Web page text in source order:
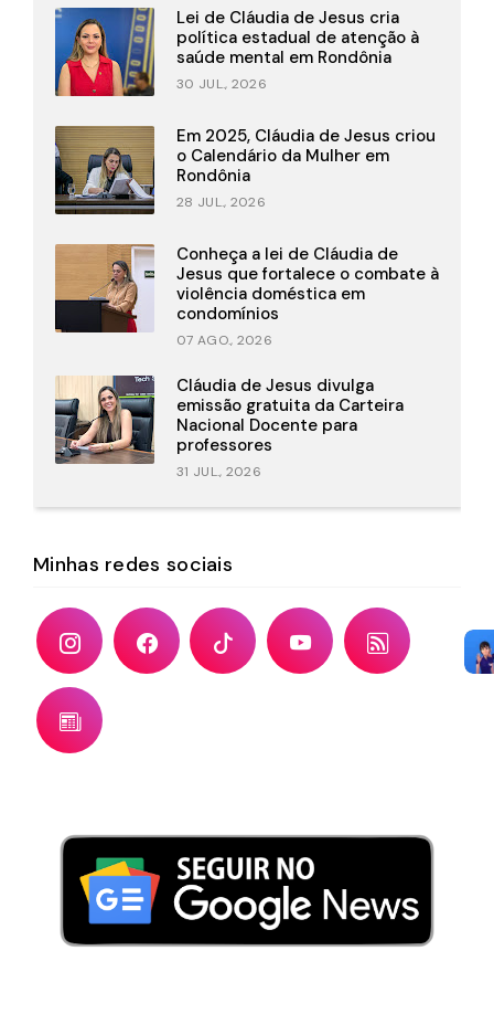
Lei de Cláudia de Jesus cria
política estadual de atenção à
saúde mental em Rondônia
30 JUL., 2026
Em 2025, Cláudia de Jesus criou
o Calendário da Mulher em
Rondônia
28 JUL., 2026
Conheça a lei de Cláudia de
Jesus que fortalece o combate à
violência doméstica em
condomínios
07 AGO., 2026
Cláudia de Jesus divulga
emissão gratuita da Carteira
Nacional Docente para
professores
31 JUL., 2026
Minhas redes sociais